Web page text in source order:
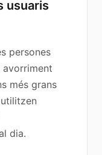
usuaris
persones
avorriment
més grans
dia.